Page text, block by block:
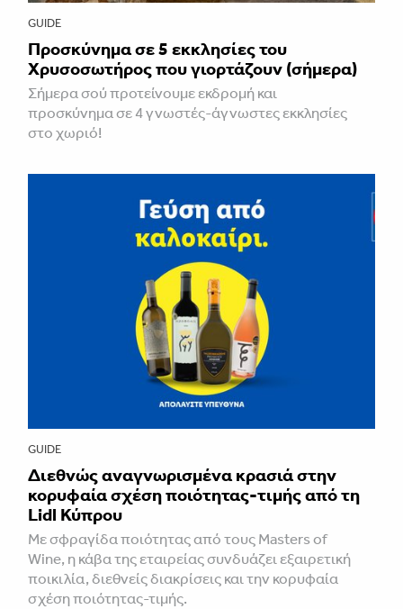
GUIDE
Προσκύνημα σε 5 εκκλησίες του
Χρυσοσωτήρος που γιορτάζουν (σήμερα)
Σήμερα σού προτείνουμε εκδρομή και
προσκύνημα σε 4 γνωστές-άγνωστες εκκλησίες
στο χωριό!
GUIDE
Διεθνώς αναγνωρισμένα κρασιά στην
κορυφαία σχέση ποιότητας-τιμής από τη
Lidl Κύπρου
Με σφραγίδα ποιότητας από τους Masters of
Wine, η κάβα της εταιρείας συνδυάζει εξαιρετική
ποικιλία, διεθνείς διακρίσεις και την κορυφαία
σχέση ποιότητας-τιμής.